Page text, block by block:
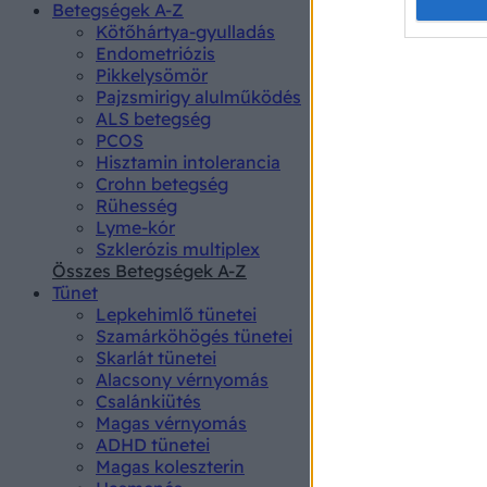
Betegségek A-Z
Kötőhártya-gyulladás
Endometriózis
Pikkelysömör
Pajzsmirigy alulműködés
ALS betegség
PCOS
Hisztamin intolerancia
Crohn betegség
Rühesség
Lyme-kór
Szklerózis multiplex
Összes Betegségek A-Z
Tünet
Lepkehimlő tünetei
Szamárköhögés tünetei
Skarlát tünetei
Alacsony vérnyomás
Csalánkiütés
Magas vérnyomás
ADHD tünetei
Magas koleszterin